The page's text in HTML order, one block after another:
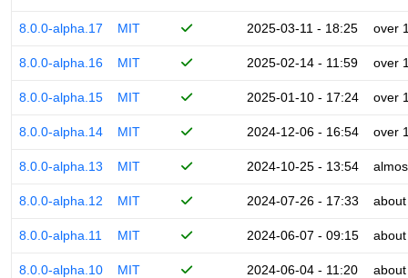
8.0.0-alpha.17 MIT 2025-03-11 - 18:25 over
8.0.0-alpha.16 MIT 2025-02-14 - 11:59 over
8.0.0-alpha.15 MIT 2025-01-10 - 17:24 over
8.0.0-alpha.14 MIT 2024-12-06 - 16:54 over
8.0.0-alpha.13 MIT 2024-10-25 - 13:54
8.0.0-alpha.12 MIT 2024-07-26 - 17:33
8.0.0-alpha.11 MIT 2024-06-07 - 09:15
8.0.0-alpha.10 MIT 2024-06-04 - 11:20